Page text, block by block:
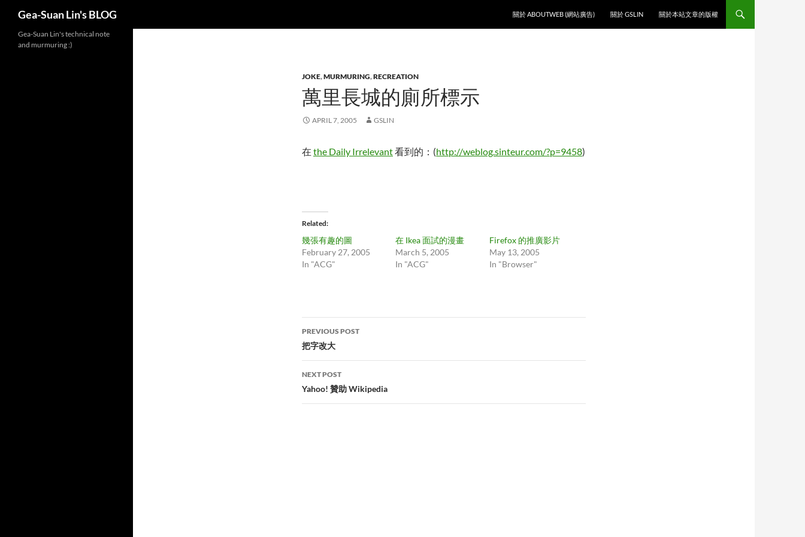
Gea-Suan Lin's BLOG
關於 ABOUTWEB (網站廣告)
關於 GSLIN 關於本站文章的版權
JOKE,MURMURING,RECREATION
萬里長城的廁所標示
APRIL 7, 2005 GSLIN
在 the Daily Irrelevant看到的：(http://weblog.sinteur.com/?p=9458)
Related
幾張有趣的圖
February 27, 2005
In "ACG"
在 Ikea 面試的漫畫
March 5, 2005
In "ACG"
Firefox 的推廣影片
May 13, 2005
In "Browser"
Post
navigation
PREVIOUS POST
把字改大
NEXT POST
Yahoo! 贊助 Wikipedia
Gea-Suan Lin's technical note
and murmuring :)